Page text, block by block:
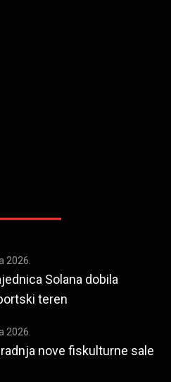
2026.
Solana dobila
teren
2026.
nove fiskulturne sale